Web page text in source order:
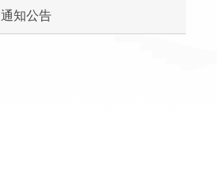
通知公告